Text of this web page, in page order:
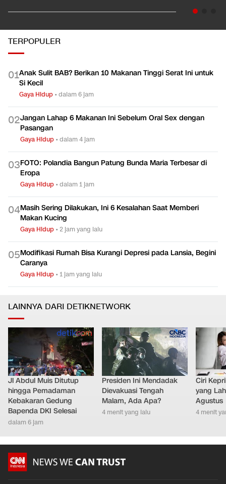
TERPOPULER
01Anak Sulit BAB? Berikan 10 Makanan Tinggi Serat Ini untuk
Si Kecil
Gaya Hidup •dalam 6 jam
02Jangan Lahap 6 Makanan Ini Sebelum Oral Sex dengan
Pasangan
Gaya Hidup •dalam 4 jam
03FOTO: Polandia Bangun Patung Bunda Maria Terbesar di
Eropa
Gaya Hidup •dalam 1 jam
04Masih Sering Dilakukan, Ini 6 Kesalahan Saat Memberi
Makan Kucing
Gaya Hidup •2 jam yang lalu
05Modifikasi Rumah Bisa Kurangi Depresi pada Lansia, Begini
Caranya
Gaya Hidup •1 jam yang lalu
LAINNYA DARI DETIKNETWORK
Jl Abdul Muis Ditutup
hingga Pemadaman
Kebakaran Gedung
Bapenda DKI Selesai
dalam 6 jam
Presiden Ini Mendadak
Dievakuasi Tengah
Malam, Ada Apa?
4 menit yang lalu
Ciri
yang
Agustus
4 menit